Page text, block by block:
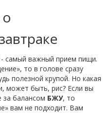
самый важный прием пищи.
то в голове сразу
полезной крупой. Но какая
может быть, рис? Если вы
за балансом БЖУ, то
вам не подходит. Вам